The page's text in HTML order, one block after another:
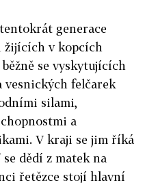
generace
žijících v kopcích
se vyskytujících
vesnických felčarek
silami,
a
V kraji se jim říká
dědí z matek na
řetězce stojí hlavní